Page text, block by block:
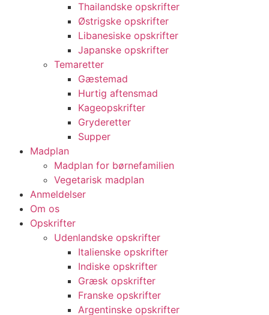
Thailandske opskrifter
Østrigske opskrifter
Libanesiske opskrifter
Japanske opskrifter
Temaretter
Gæstemad
Hurtig aftensmad
Kageopskrifter
Gryderetter
Supper
Madplan
Madplan for børnefamilien
Vegetarisk madplan
Anmeldelser
Om os
Opskrifter
Udenlandske opskrifter
Italienske opskrifter
Indiske opskrifter
Græsk opskrifter
Franske opskrifter
Argentinske opskrifter